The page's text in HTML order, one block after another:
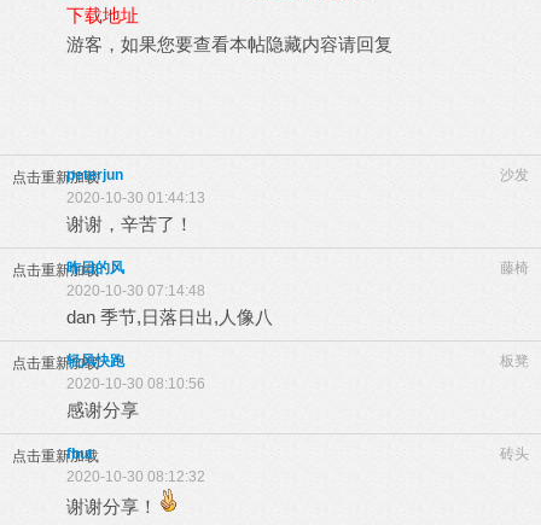
下载地址
游客，如果您要查看本帖隐藏内容请回复
点击重新加载 沙发
peterjun
2020-10-30 01:44:13
谢谢，辛苦了！
点击重新加载 藤椅
昨日的风
2020-10-30 07:14:48
dan 季节,日落日出,人像八
点击重新加载 板凳
轻风快跑
2020-10-30 08:10:56
感谢分享
点击重新加载 砖头
fbut
2020-10-30 08:12:32
谢谢分享！